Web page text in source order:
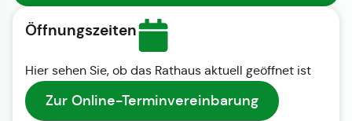
Öffnungszeiten
Hier sehen Sie, ob das Rathaus aktuell geöffnet ist
Zur Online-Terminvereinbarung